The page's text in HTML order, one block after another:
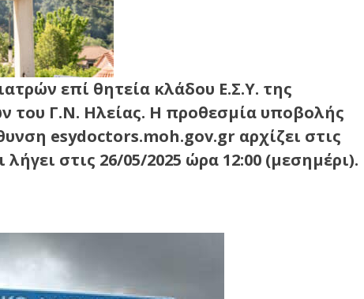
επί θητεία κλάδου Ε.Σ.Υ. της
του Γ.Ν. Ηλείας. Η προθεσμία υποβολής
esydoctors.moh.gov.gr αρχίζει στις
στις 26/05/2025 ώρα 12:00 (μεσημέρι).